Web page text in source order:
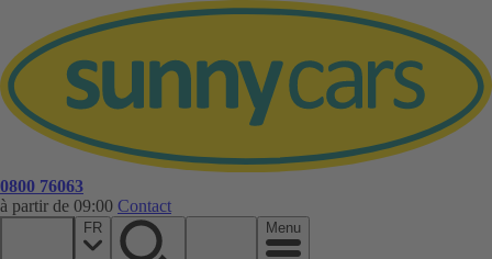
0800 76063
à partir de 09:00 Contact
FR Menu